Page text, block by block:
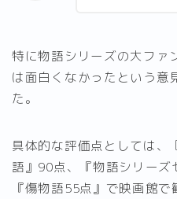
特に物語シリーズの大ファ
は面白くなかったという意
た。
具体的な評価点としては、
語』90点、『物語シリーズ
『傷物語55点』で映画館